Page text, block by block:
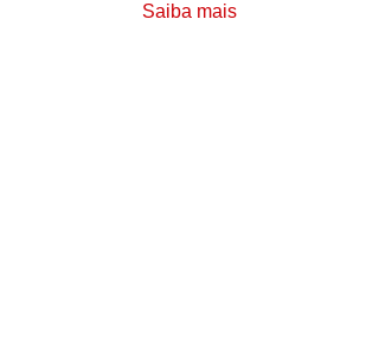
Saiba mais